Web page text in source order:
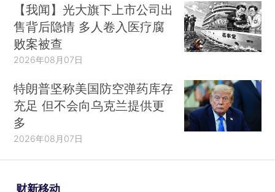
【我闻】光大旗下上市公司出
售背后隐情 多人卷入医疗腐
败案被查
2026年08月07日
特朗普坚称美国防空弹药库存
充足 但不会向乌克兰提供更
多
2026年08月07日
财新移动